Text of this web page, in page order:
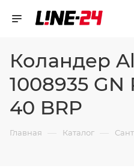
Коландер
1008935 GN
40 BRP
Главная — Каталог —